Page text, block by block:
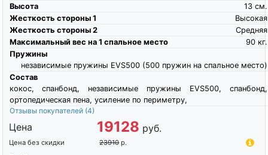
Высота
см.
13
Жесткость стороны 1
Высокая
Жесткость стороны 2
Средняя
Максимальный вес на 1 спальное место
кг.
90
Пружины
независимые пружины EVS500 (500 пружин на спальное место)
Состав
кокос, спанбонд, независимые пружины EVS500, спанбонд,
ортопедическая пена, усиление по периметру,
Отзывы покупателей (4)
Цена 19128 руб.
Цена без скидки 23910 р.